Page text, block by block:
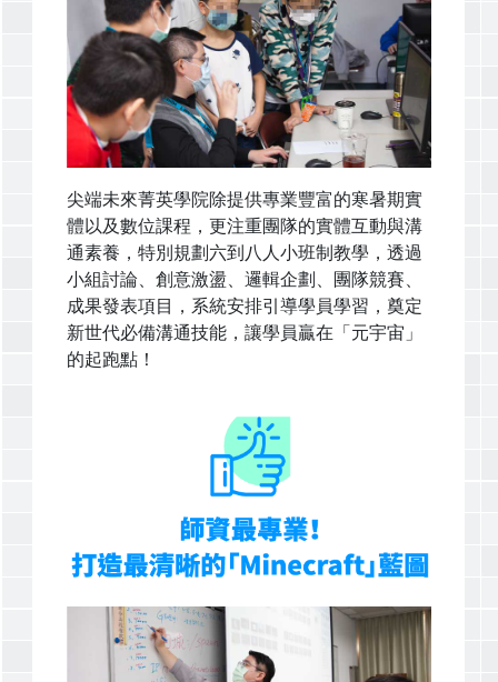
尖端未來菁英學院除提供專業豐富的寒暑期實
體以及數位課程，更注重團隊的實體互動與溝
通素養，特別規劃六到八人小班制教學，透過
小組討論、創意激盪、邏輯企劃、團隊競賽、
成果發表項目，系統安排引導學員學習，奠定
新世代必備溝通技能，讓學員贏在「元宇宙」
的起跑點！